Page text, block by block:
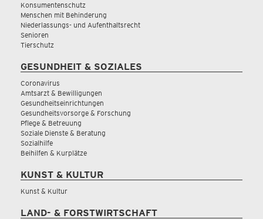
Konsumentenschutz
Menschen mit Behinderung
Niederlassungs- und Aufenthaltsrecht
Senioren
Tierschutz
GESUNDHEIT & SOZIALES
Coronavirus
Amtsarzt & Bewilligungen
Gesundheitseinrichtungen
Gesundheitsvorsorge & Forschung
Pflege & Betreuung
Soziale Dienste & Beratung
Sozialhilfe
Beihilfen & Kurplätze
KUNST & KULTUR
Kunst & Kultur
LAND- & FORSTWIRTSCHAFT